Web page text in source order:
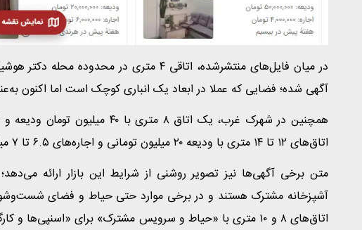
آگهی شده؛ فضایی که عملا در ابعاد یک انباری کوچک است اما اکنون
اتاق‌های ۱۲ تا ۱۴ متری با ودیعه ۲۰ میلیون تومانی و اجاره‌های ۶.۵ تا ۷ میلیون تومان به چشم می‌خورد.
متن برخی آگهی‌ها نیز تصویر روشنی از شرایط این بازار ارائه
آشپزخانه مشترک هستند و در برخی موارد حتی حیاط و فضای
اتاق‌های ۸ و ۱۰ متری با «حیاط و سرویس مشترک» برای